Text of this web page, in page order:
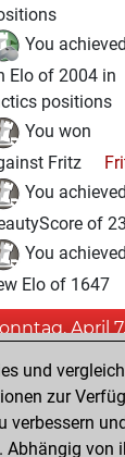
You achieved
Elo of 2004 in
positions
You won
Fritz
You
of
You
Elo of 1647
April 7,
You played 4
games
und
zur
verbessern
Abhängig von